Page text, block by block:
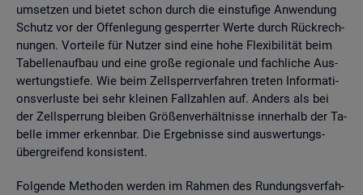
um­set­zen und bie­tet schon durch die ein­stu­fi­ge An­wen­dung
Schutz vor der Of­fen­le­gung ge­sperr­ter Werte durch Rück­rech­
nun­gen. Vor­tei­le für Nut­zer sind eine hohe Fle­xi­bi­li­tät beim
Ta­bel­len­auf­bau und eine große re­gio­na­le und fach­li­che Aus­
wer­tungs­tie­fe. Wie beim Zell­sperr­ver­fah­ren tre­ten In­for­ma­ti­
ons­ver­lus­te bei sehr klei­nen Fall­zah­len auf. An­ders als bei
der Zell­sper­rung blei­ben Grö­ßen­ver­hält­nis­se in­ner­halb der Ta­
bel­le immer er­kenn­bar. Die Er­geb­nis­se sind aus­wer­tungs­
über­grei­fend kon­sis­tent.
Fol­gen­de Me­tho­den wer­den im Rah­men des Run­dungs­ver­fah­